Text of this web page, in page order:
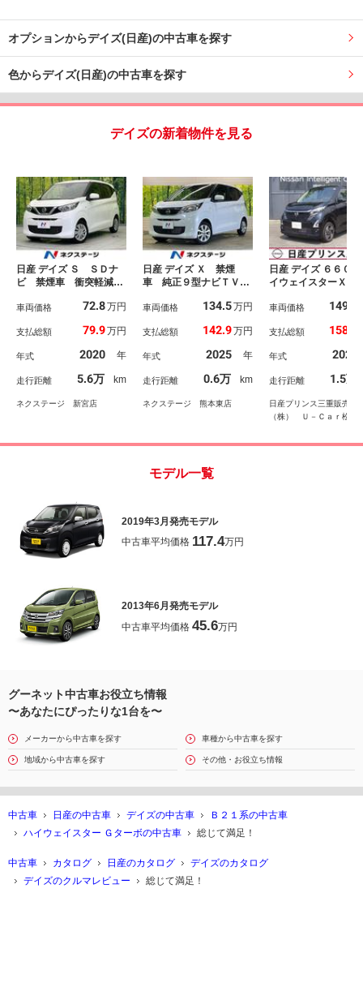
オプションからデイズ(日産)の中古車を探す
色からデイズ(日産)の中古車を探す
デイズの新着物件を見る
日産 デイズ Ｓ ＳＤナ
ビ 禁煙車 衝突軽減装
ｏｏｔｈ フルセグ ド
トライト 電動格納ミラ
車両価格 72.8万円
支払総額 79.9万円
年式 2020 年
走行距離 5.6万 km
ネクステージ 新宮店
日産 デイズ Ｘ 禁煙
車 純正９型ナビＴＶ
ジェントエマージェンシ
バックソナー 純正１４
ー オートエアコン Ｂ
ｌｕｅｔｏｏｔｈ ＨＤ
ＭＩ入力
車両価格 134.5万円
支払総額 142.9万円
年式 2025 年
走行距離 0.6万 km
ネクステージ 熊本東店
日産 デイズ ６６０
イウェイスターＸ
ン 店頭販売限定
ビ アラウンドビュ
ブレコーダー ブル
ゥースオーディオ
セグ
車両価格 149.8
支払総額 158.5
年式 2025
走行距離 1.5万
日産プリンス三重販売
（株） Ｕ－Ｃａｒ松阪
モデル一覧
2019年3月発売モデル
中古車平均価格 117.4万円
2013年6月発売モデル
中古車平均価格 45.6万円
グーネット中古車お役立ち情報
〜あなたにぴったりな1台を〜
メーカーから中古車を探す 車種から中古車を探す
地域から中古車を探す その他・お役立ち情報
中古車 日産の中古車 デイズの中古車
Ｂ２１系の中古車
ハイウェイスター Ｇターボの中古車
総じて満足！
中古車 カタログ 日産のカタログ
デイズのカタログ
デイズのクルマレビュー
総じて満足！